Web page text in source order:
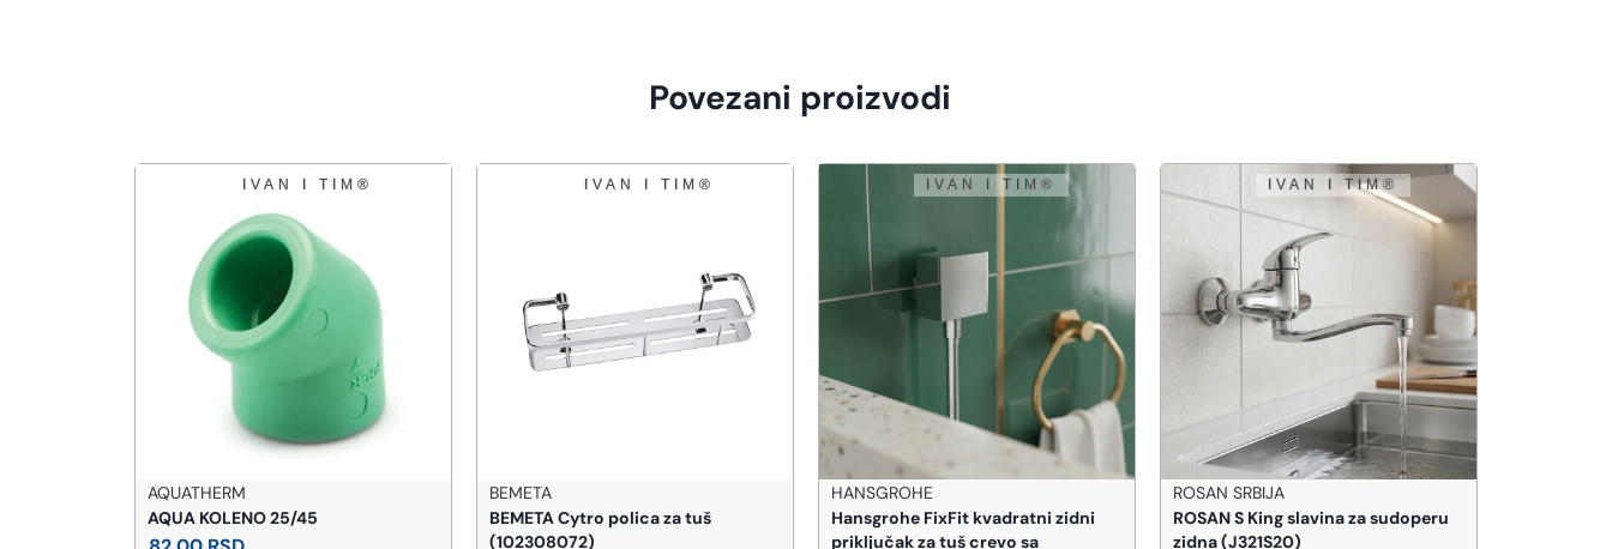
Povezani proizvodi
AQUATHERM
AQUA KOLENO 25/45
BEMETA
BEMETA Cytro polica za tuš
(102308072)
HANSGROHE
Hansgrohe FixFit kvadratni zidni
priključak za tuš crevo sa
ROSAN SRBIJA
ROSAN S King slavina za sudoperu
zidna (J321S20)